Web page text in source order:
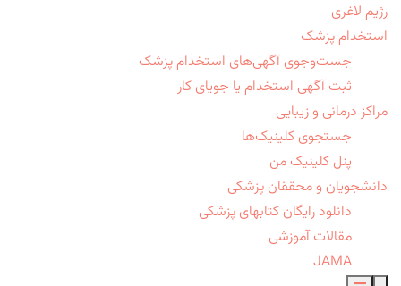
رژیم لاغری
استخدام پزشک
جست‌وجوی آگهی‌های استخدام پزشک
ثبت آگهی استخدام یا جویای کار
مراکز درمانی و زیبایی
جستجوی کلینیک‌ها
پنل کلینیک من
دانشجویان و محققان پزشکی
دانلود رایگان کتابهای پزشکی
مقالات آموزشی
JAMA